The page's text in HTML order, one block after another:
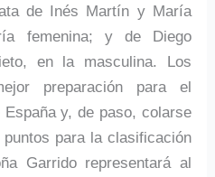
de Inés Martín y María
femenina; y de Diego
en la masculina. Los
preparación para el
y, de paso, colarse
para la clasificación
Garrido representará al